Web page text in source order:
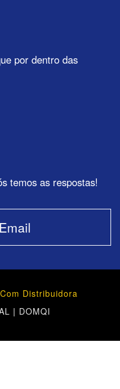
por dentro das
temos as respostas!
Distribuidora
| DOMQI